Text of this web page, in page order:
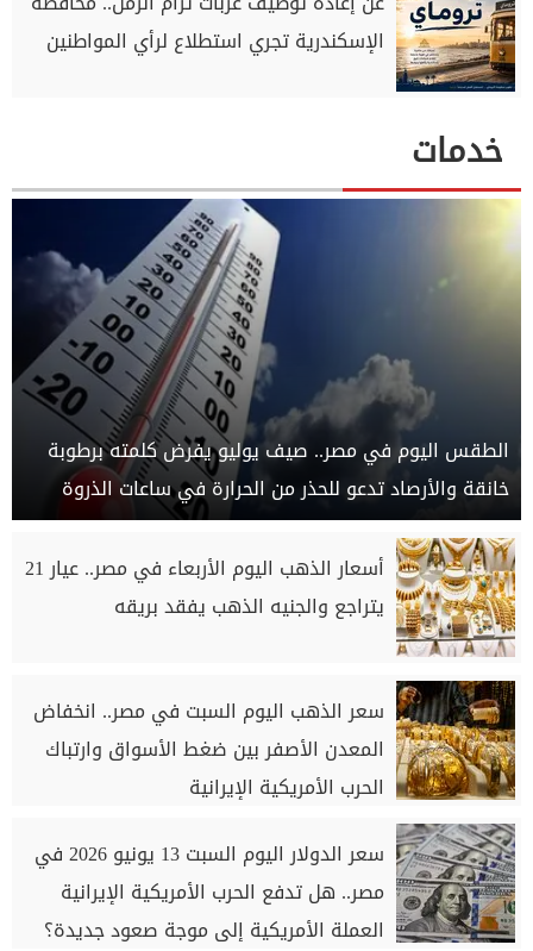
الإسكندرية تجري استطلاع لرأي المواطنين
خدمات
الطقس اليوم في مصر.. صيف يوليو يفرض كلمته برطوبة
خانقة والأرصاد تدعو للحذر من الحرارة في ساعات الذروة
أسعار الذهب اليوم الأربعاء في مصر.. عيار 21
يتراجع والجنيه الذهب يفقد بريقه
سعر الذهب اليوم السبت في مصر.. انخفاض
المعدن الأصفر بين ضغط الأسواق وارتباك
الحرب الأمريكية الإيرانية
سعر الدولار اليوم السبت 13 يونيو 2026 في
مصر.. هل تدفع الحرب الأمريكية الإيرانية
العملة الأمريكية إلى موجة صعود جديدة؟